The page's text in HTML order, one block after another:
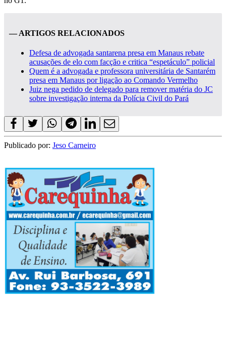
— ARTIGOS RELACIONADOS
Defesa de advogada santarena presa em Manaus rebate
acusações de elo com facção e critica “espetáculo” policial
Quem é a advogada e professora universitária de Santarém
presa em Manaus por ligação ao Comando Vermelho
Juiz nega pedido de delegado para remover matéria do JC
sobre investigação interna da Polícia Civil do Pará
Publicado por: Jeso Carneiro